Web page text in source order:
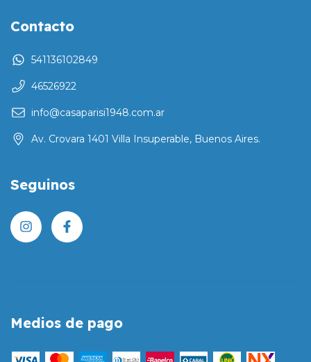
Contacto
541136102849
46526922
info@casaparisi1948.com.ar
Av. Crovara 1401 Villa Insuperable, Buenos Aires.
Seguinos
Medios de pago